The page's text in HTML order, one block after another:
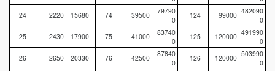
24
2220 15680 74 39500
79790
0
124 99000 482090
0
25
2430 17900 75 41000
83740
0
125 120000 491990
0
26
2650 20330 76 42500
87840
0
126 120000 503990
0